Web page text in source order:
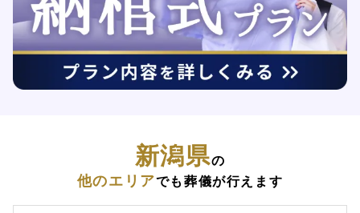
新潟県の
他のエリアでも葬儀が行えます